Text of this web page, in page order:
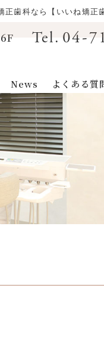
歯科なら【いいね矯正
Tel. 04-
News よくある質